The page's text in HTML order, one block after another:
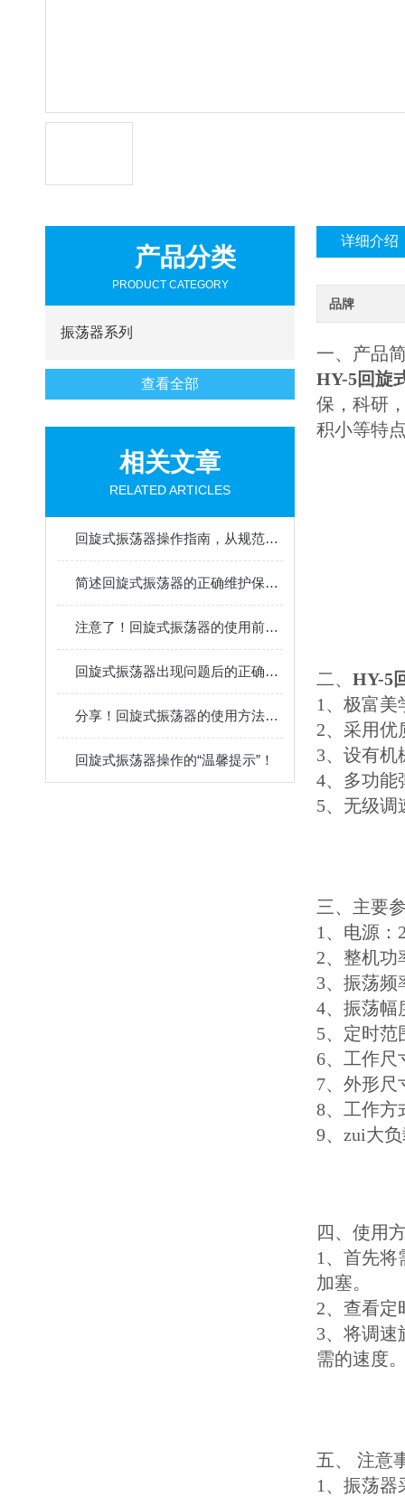
产品分类
PRODUCT CATEGORY
振荡器系列
查看全部
相关文章
RELATED ARTICLES
回旋式振荡器操作指南，从规范使用到安全维护的全流程解析
简述回旋式振荡器的正确维护保养方法
注意了！回旋式振荡器的使用前检查不能少
回旋式振荡器出现问题后的正确处理方法分享
分享！回旋式振荡器的使用方法和注意事项
回旋式振荡器操作的“温馨提示”！
详细介绍
品牌
一、产品
HY-5回旋
保，科研
积小等特
二、 HY-5
1、极富
2、采用优
3、设有机
4、多功能
5、无级调
三、主要
1、电源：
2、整机功
3、振荡频
4、振荡幅
5、定时范
6、工作尺
7、外形尺
8、工作方
9、zui大
四、使用
1、首先
加塞。
2、查看定
3、将调速
需的速度
五、 注意
1、振荡